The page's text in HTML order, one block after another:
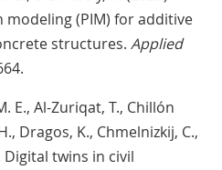
(PIM) for additive
structures.Applied
E., Al-Zuriqat, T., Chillón
Dragos, K., Chmelnizkij, C.,
Digital twins in civil